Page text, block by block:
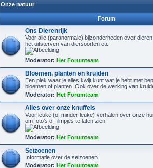
Onze natuur
Forum
Ons Dierenrijk
Voor alle (paranormale) bijzonderheden over
het uitsterven van diersoorten etc
Moderator: Het Forumteam
Bloemen, planten en kruiden
Een plek waar je alles kwijt kunt wat je hebt met
bloemen of planten. Ook over de werking van
Moderator: Het Forumteam
Alles over onze knuffels
Voor leuke (of minder leuke) verhalen over onze
om foto's of filmpjes te laten zien
Moderator: Het Forumteam
Seizoenen
Informatie over de seizoenen
Moderator: Het Forumteam